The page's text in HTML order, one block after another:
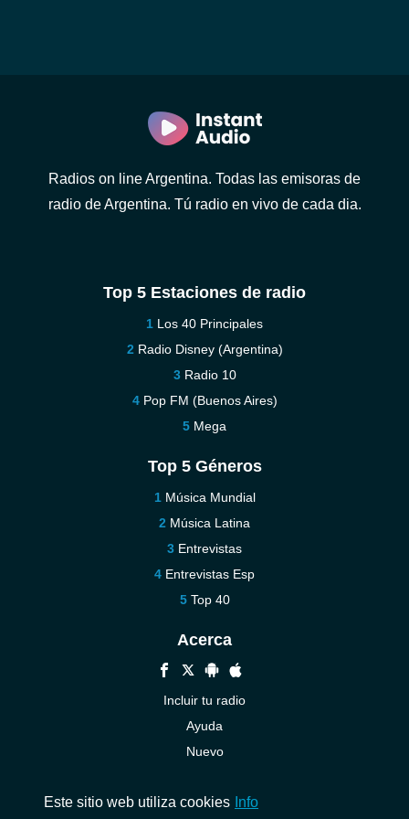
Radios on line Argentina. Todas las emisoras de
radio de Argentina. Tú radio en vivo de cada dia.
Top 5 Estaciones de radio
Los 40 Principales
Radio Disney (Argentina)
Radio 10
Pop FM (Buenos Aires)
Mega
Top 5 Géneros
Música Mundial
Música Latina
Entrevistas
Entrevistas Esp
Top 40
Acerca
Incluir tu radio
Ayuda
Nuevo
Este sitio web utiliza cookies Info